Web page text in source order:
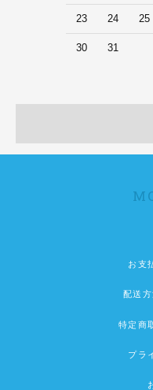
23 24 25
30 31
お支
配送
特定商
プラ